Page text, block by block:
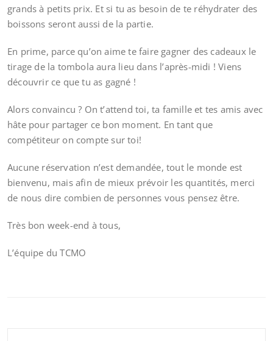
grands à petits prix. Et si tu as besoin de te réhydrater des
boissons seront aussi de la partie.
En prime, parce qu’on aime te faire gagner des cadeaux le
tirage de la tombola aura lieu dans l’après-midi ! Viens
découvrir ce que tu as gagné !
Alors convaincu ? On t’attend toi, ta famille et tes amis avec
hâte pour partager ce bon moment. En tant que
compétiteur on compte sur toi!
Aucune réservation n’est demandée, tout le monde est
bienvenu, mais afin de mieux prévoir les quantités, merci
de nous dire combien de personnes vous pensez être.
Très bon week-end à tous,
L’équipe du TCMO